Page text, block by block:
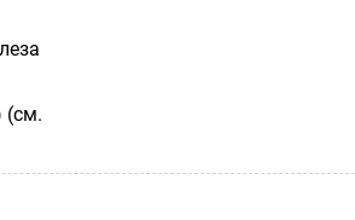
(см.